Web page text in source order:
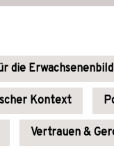
die
Kontext
Vertrauen &